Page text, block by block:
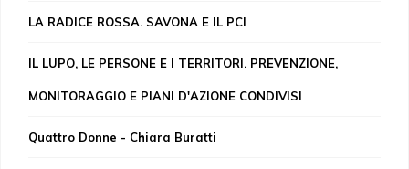
LA RADICE ROSSA. SAVONA E IL PCI
IL LUPO, LE PERSONE E I TERRITORI. PREVENZIONE,
MONITORAGGIO E PIANI D'AZIONE CONDIVISI
Quattro Donne - Chiara Buratti